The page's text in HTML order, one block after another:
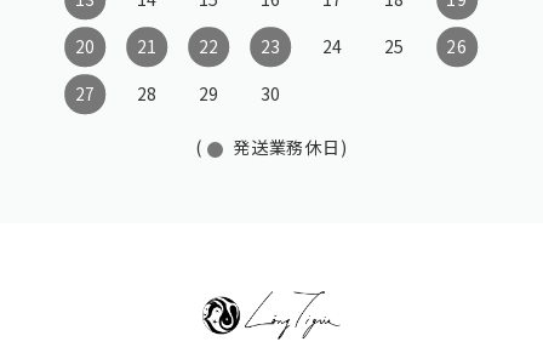
20
21 22 23 24 25
26
27
28 29 30
( 発送業務休日)